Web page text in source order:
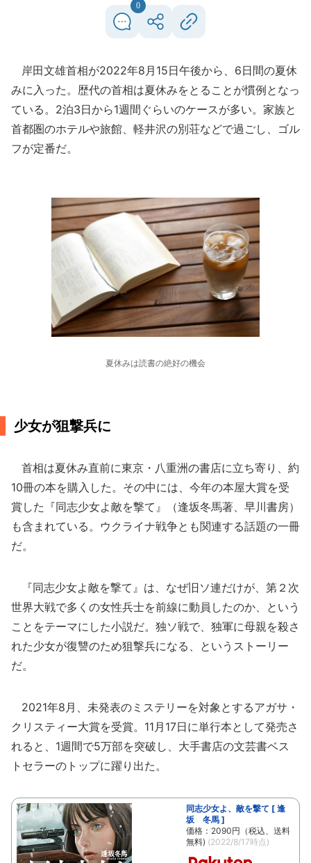
0
岸田文雄首相が2022年8月15日午後から、6日間の夏休
みに入った。歴代の首相は夏休みをとることが慣例となっ
ている。2泊3日から1週間ぐらいのケースが多い。家族と
首都圏のホテルや旅館、軽井沢の別荘などで過ごし、ゴル
フが定番だ。
夏休みは読書の絶好の機会
少女が狙撃兵に
首相は夏休み直前に東京・八重洲の書店に立ち寄り、約
10冊の本を購入した。その中には、今年の本屋大賞を受
賞した『同志少女よ敵を撃て』（逢坂冬馬著、早川書房）
も含まれている。ウクライナ戦争とも関連する話題の一冊
だ。
『同志少女よ敵を撃て』は、なぜ旧ソ連だけが、第２次
世界大戦で多くの女性兵士を前線に動員したのか、という
ことをテーマにした小説だ。独ソ戦で、独軍に母親を殺さ
れた少女が復讐のため狙撃兵になる、というストーリー
だ。
2021年8月、未発表のミステリーを対象とするアガサ・
クリスティー大賞を受賞。11月17日に単行本として発売さ
れると、1週間で5万部を突破し、大手書店の文芸書ベス
トセラーのトップに躍り出た。
同志少女よ、敵を撃て [ 逢
坂 冬馬 ]
価格：2090円（税込、送料
無料) (2022/8/17時点)